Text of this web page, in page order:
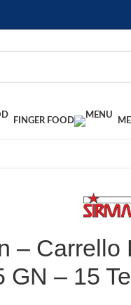
FINGER FOOD
– Carrello
GN – 15